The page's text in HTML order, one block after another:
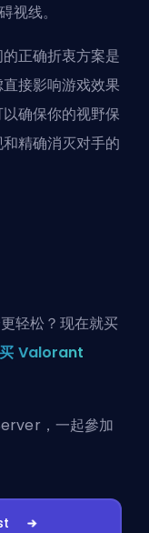
线。
正确折衷方案是
接影响游戏效果
确保你的视野保
精确消灭对手的
轻松？现在就买
Valorant
，一起參加